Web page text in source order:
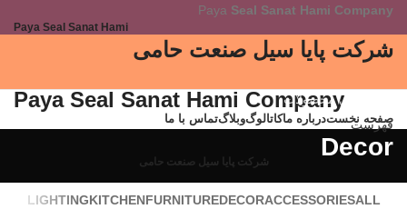
Paya Seal Sanat Hami Company
شرکت پایا سیل صنعت حامی
Paya Seal Sanat Hami Company
فهرست
شرکت پایا سیل صنعت حامی
دسته بندی محصولات
صفحه نخستدرباره ماکاتالوگوبلاگتماس با ما
Decor
ALL
ACCESSORIES
DECOR
FURNITURE
KITCHEN
LIGHTING